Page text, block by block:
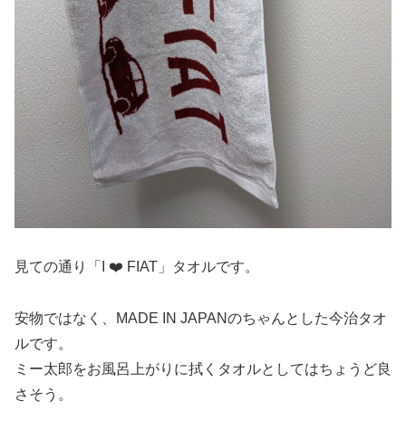
見ての通り「I ❤️ FIAT」タオルです。
安物ではなく、MADE IN JAPANのちゃんとした今治タオ
ルです。
ミー太郎をお風呂上がりに拭くタオルとしてはちょうど良
さそう。